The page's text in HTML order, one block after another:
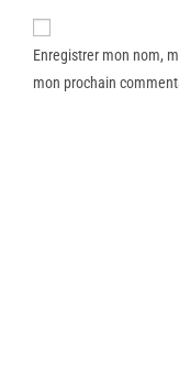
Enregistrer mon nom,
mon prochain